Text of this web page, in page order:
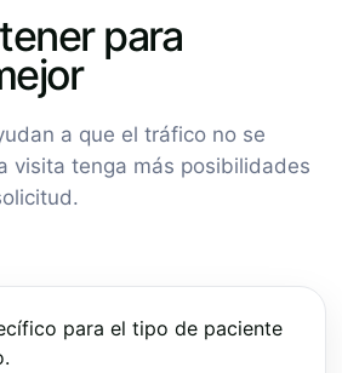
para
a que el tráfico no se
visita tenga más posibilidades
para el tipo de paciente